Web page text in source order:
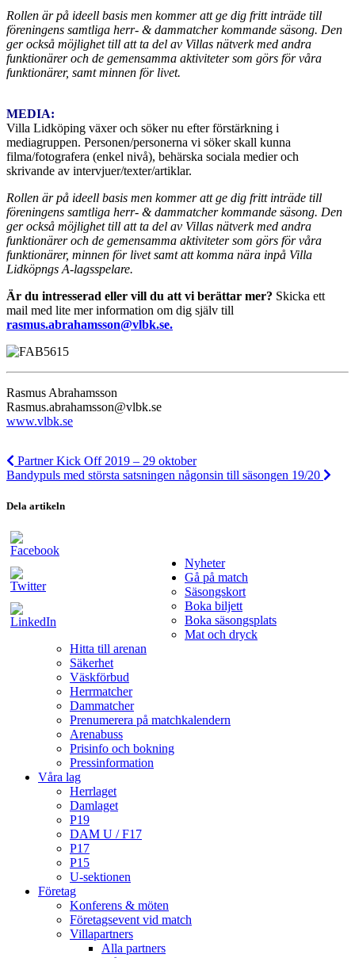
Rollen är på ideell basis men kommer att ge dig fritt inträde till
föreningens samtliga herr- & dammatcher kommande säsong. Den
ger också möjlighet till att ta del av Villas nätverk med andra
funktionärer och de gemensamma aktiviteter som görs för våra
funktionärer, samt minnen för livet.
MEDIA:
Villa Lidköping växer och söker nu efter förstärkning i
mediagruppen. Personen/personerna vi söker skall kunna
filma/fotografera (enkel nivå), behärska sociala medier och
skrivande av intervjuer/texter/artiklar.
Rollen är på ideell basis men kommer att ge dig fritt inträde till
föreningens samtliga herr- & dammatcher kommande säsong. Den
ger också möjlighet till att ta del av Villas nätverk med andra
funktionärer och de gemensamma aktiviteter som görs för våra
funktionärer, minnen för livet samt att komma nära inpå Villa
Lidköpngs A-lagsspelare.
Är du intresserad eller vill du att vi berättar mer? Skicka ett
mail med lite mer information om dig själv till
rasmus.abrahamsson@vlbk.se.
Rasmus Abrahamsson
Rasmus.abrahamsson@vlbk.se
www.vlbk.se
Partner Kick Off 2019 – 29 oktober
Bandypuls med största satsningen någonsin till säsongen 19/20
Dela artikeln
Nyheter
Gå på match
Säsongskort
Boka biljett
Boka säsongsplats
Mat och dryck
Hitta till arenan
Säkerhet
Väskförbud
Herrmatcher
Dammatcher
Prenumerera på matchkalendern
Arenabuss
Prisinfo och bokning
Pressinformation
Våra lag
Herrlaget
Damlaget
P19
DAM U / F17
P17
P15
U-sektionen
Företag
Konferens & möten
Företagsevent vid match
Villapartners
Alla partners